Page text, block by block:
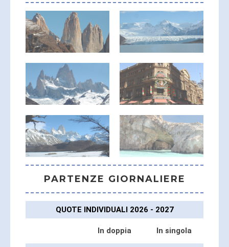
PARTENZE GIORNALIERE
QUOTE INDIVIDUALI 2026 - 2027
In doppia In singola